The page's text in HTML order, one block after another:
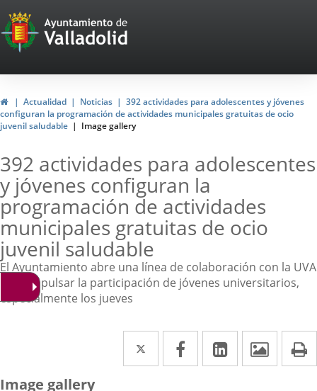
Portal
Web
del
Ayuntamiento
de
Valladolid
HomeActualidad Noticias
392 actividades para adolescentes y jóvenes
configuran la programación de actividades municipales gratuitas de ocio
juvenil saludable
Image gallery
392 actividades para adolescentes
y jóvenes configuran la
programación de actividades
municipales gratuitas de ocio
juvenil saludable
El Ayuntamiento abre una línea de colaboración con la UVA
para impulsar la participación de jóvenes universitarios,
especialmente los jueves
Twitter
Enlace
a
Facebook
Enlace
a
Linkedin
Enlace
a
Image gallery